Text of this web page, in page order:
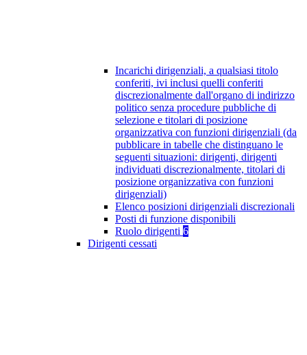
Incarichi dirigenziali, a qualsiasi titolo
conferiti, ivi inclusi quelli conferiti
discrezionalmente dall'organo di indirizzo
politico senza procedure pubbliche di
selezione e titolari di posizione
organizzativa con funzioni dirigenziali (da
pubblicare in tabelle che distinguano le
seguenti situazioni: dirigenti, dirigenti
individuati discrezionalmente, titolari di
posizione organizzativa con funzioni
dirigenziali)
Elenco posizioni dirigenziali discrezionali
Posti di funzione disponibili
Ruolo dirigenti 6
Dirigenti cessati